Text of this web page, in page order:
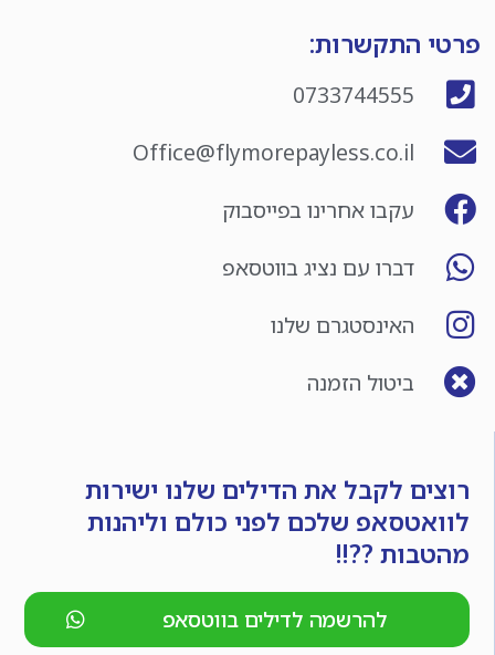
פרטי התקשרות:
0733744555
Office@flymorepayless.co.il
עקבו אחרינו בפייסבוק
דברו עם נציג בווטסאפ
האינסטגרם שלנו
ביטול הזמנה
רוצים לקבל את הדילים שלנו ישירות
לוואטסאפ שלכם לפני כולם וליהנות
מהטבות ??!!
להרשמה לדילים בווטסאפ